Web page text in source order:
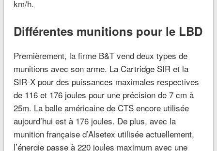
km/h.
Différentes munitions pour le LBD
Premièrement, la firme B&T vend deux types de
munitions avec son arme. La Cartridge SIR et la
SIR-X pour des puissances maximales respectives
de 116 et 176 joules pour une précision de 7 cm à
25m. La balle américaine de CTS encore utilisée
aujourd’hui est à 176 joules. De plus, avec la
munition française d’Alsetex utilisée actuellement,
l’énergie passe à 220 joules maximum avec une